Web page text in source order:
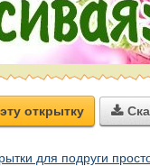
открытку 
для подруги